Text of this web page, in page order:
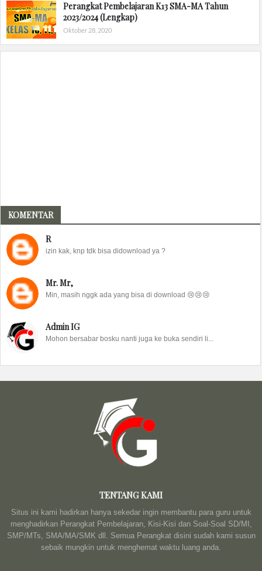
Perangkat Pembelajaran K13 SMA-MA Tahun
2023/2024 (Lengkap)
Oktober 28, 2020
KOMENTAR
R
izin kak, knp tdk bisa didownload ya ?
Mr. Mr,
Min, masih nggk ada yang bisa di download 😢😢😢
Admin IG
Mohon bersabar bosku nanti juga ke buka sendiri li...
TENTANG KAMI
Situs ini kami hadirkan hanya sekedar ingin membantu para guru untuk
menghadirkan Perangkat Pembelajaran, Kisi-Kisi dan Soal-Soal SD/MI,
SMP/MTs, SMA/MA/SMK dll. Semua Perangkat disini sudah kami susun
sebaik mungkin untuk menghemat waktu luang anda.